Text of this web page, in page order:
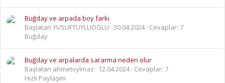
Buğday ve arpada boy farkı
Başlatan YUSUFTUYLUOGLU 30.04.2024 Cevaplar: 7
Buğday
Buğday ve arpalarda sararma neden olur
Başlatan ahmetvylmaz
12.04.2024 Cevaplar: 7
Hızlı Paylaşım